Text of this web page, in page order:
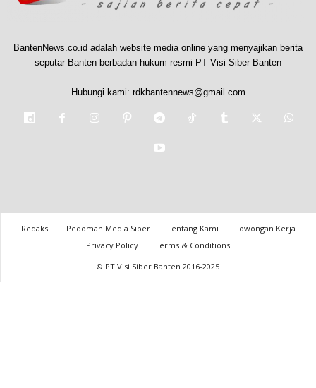
BantenNews.co.id adalah website media online yang menyajikan berita
seputar Banten berbadan hukum resmi PT Visi Siber Banten
Hubungi kami: rdkbantennews@gmail.com
Redaksi Pedoman Media Siber Tentang Kami
Lowongan Kerja
Privacy Policy
Terms & Conditions
© PT Visi Siber Banten 2016-2025